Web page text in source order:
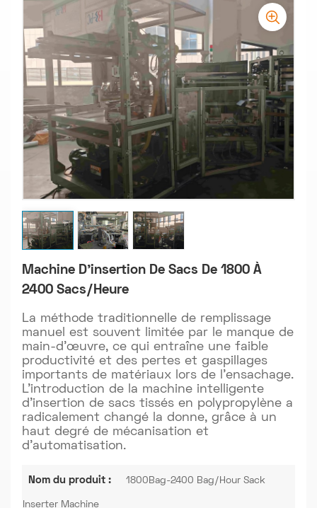
Machine D'insertion De Sacs De 1800 À
2400 Sacs/heure
La méthode traditionnelle de remplissage
manuel est souvent limitée par le manque de
main-d'œuvre, ce qui entraîne une faible
productivité et des pertes et gaspillages
importants de matériaux lors de l'ensachage.
L'introduction de la machine intelligente
d'insertion de sacs tissés en polypropylène a
radicalement changé la donne, grâce à un
haut degré de mécanisation et
d'automatisation.
Nom du produit : 1800Bag-2400 Bag/Hour Sack
Inserter Machine